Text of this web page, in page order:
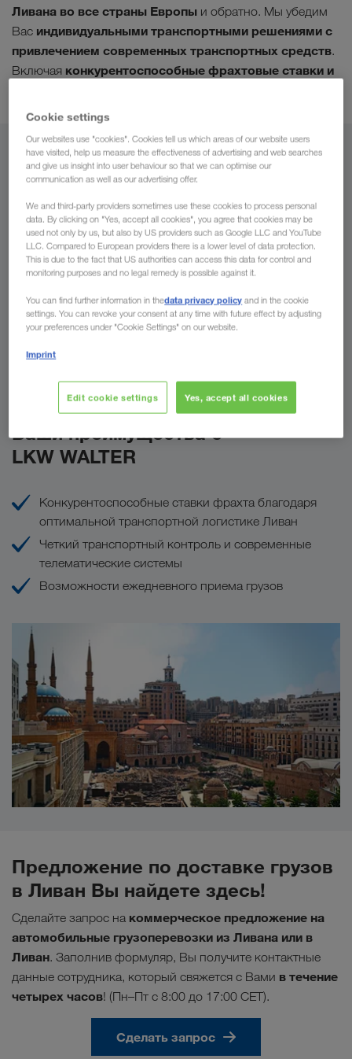
Ливана во все страны Европы и обратно. Мы убедим
Вас индивидуальными транспортными решениями с
привлечением современных транспортных средств.
Включая конкурентоспособные фрахтовые ставки и
Из
Страна
Сделать запрос
Ваши преимущества с
LKW WALTER
Конкурентоспособные ставки фрахта благодаря
оптимальной транспортной логистике Ливан
Четкий транспортный контроль и современные
телематические системы
Возможности ежедневного приема грузов
Предложение по доставке грузов
в Ливан Вы найдете здесь!
Сделайте запрос на коммерческое предложение на
автомобильные грузоперевозки из Ливана или в
Ливан. Заполнив формуляр, Вы получите контактные
данные сотрудника, который свяжется с Вами в течение
четырех часов! (Пн–Пт с 8:00 до 17:00 CET).
Сделать запрос
Cookie settings
Our websites use "cookies". Cookies tell us which areas of our website users
have visited, help us measure the effectiveness of advertising and web searches
and give us insight into user behaviour so that we can optimise our
communication as well as our advertising offer.
We and third-party providers sometimes use these cookies to process personal
data. By clicking on "Yes, accept all cookies", you agree that cookies may be
used not only by us, but also by US providers such as Google LLC and YouTube
LLC. Compared to European providers there is a lower level of data protection.
This is due to the fact that US authorities can access this data for control and
monitoring purposes and no legal remedy is possible against it.
You can find further information in thedata privacy policy and in the cookie
settings. You can revoke your consent at any time with future effect by adjusting
your preferences under "Cookie Settings" on our website.
Imprint
Edit cookie settings Yes, accept all cookies